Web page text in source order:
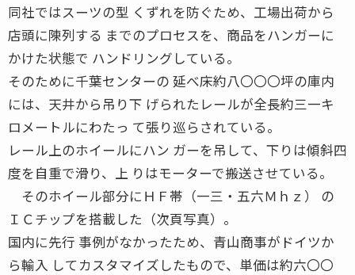
同社ではスーツの型 くずれを防ぐため、工場出荷から
店頭に陳列する までのプロセスを、商品をハンガーに
かけた状態で ハンドリングしている。
そのために千葉センターの 延べ床約八〇〇〇坪の庫内
には、天井から吊り下 げられたレールが全長約三一キ
ロメートルにわたっ て張り巡らされている。
レール上のホイールにハン ガーを吊して、下りは傾斜四
度を自重で滑り、上 りはモーターで搬送させている。
そのホイール部分にＨＦ帯（一三・五六Ｍｈｚ） の
ＩＣチップを搭載した（次頁写真）。
国内に先行 事例がなかったため、青山商事がドイツか
ら輸入 してカスタマイズしたもので、単価は約六〇〇